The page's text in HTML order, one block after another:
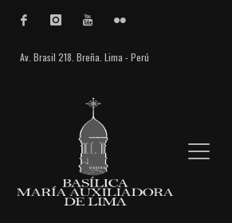
Av. Brasil 218. Breña. Lima - Perú